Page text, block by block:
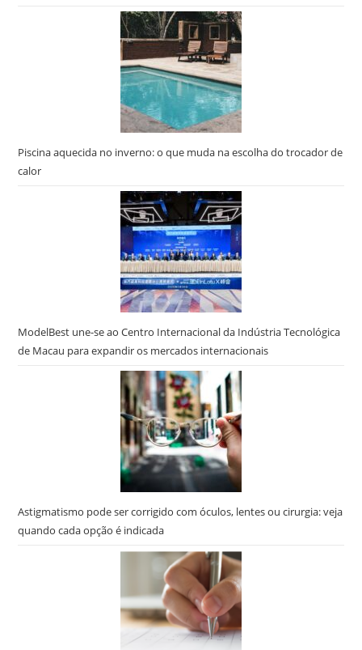
Piscina aquecida no inverno: o que muda na escolha do trocador de
calor
ModelBest une-se ao Centro Internacional da Indústria Tecnológica
de Macau para expandir os mercados internacionais
Astigmatismo pode ser corrigido com óculos, lentes ou cirurgia: veja
quando cada opção é indicada